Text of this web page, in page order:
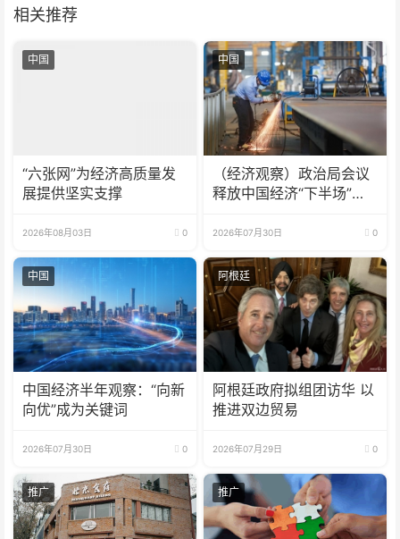
相关推荐
中国
“六张网”为经济高质量发
展提供坚实支撑
2026年08月03日 0
中国
（经济观察）政治局会议
释放中国经济“下半场”三
2026年07月30日 0
中国
中国经济半年观察：“向新
向优”成为关键词
2026年07月30日 0
阿根廷
阿根廷政府拟组团访华 以
推进双边贸易
2026年07月29日 0
推广 推广